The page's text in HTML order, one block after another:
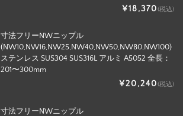
¥18,370(税込)
寸法フリーNWニップル
(NW10,NW16,NW25,NW40,NW50,NW80,NW100)
ステンレス SUS304 SUS316L アルミ A5052 全長：
201〜300mm
¥20,240(税込)
寸法フリーNWニップル